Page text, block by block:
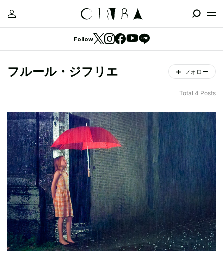
Follow
フルール・ジフリエ フォロー
Total 4 Posts